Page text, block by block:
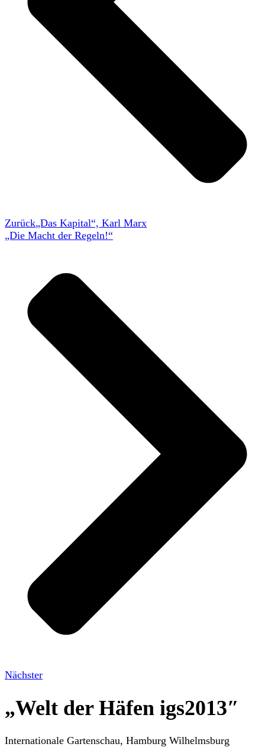
Zurück„Das Kapital“, Karl Marx
„Die Macht der Regeln!“
Nächster
„Welt der Häfen igs2013″
Internationale Gartenschau, Hamburg Wilhelmsburg